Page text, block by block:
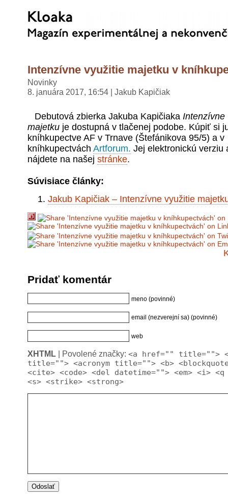
Intenzívne využitie majetku v
Novinky
8. januára 2017, 16:54 | Jakub Kapičiak
Debutová zbierka Jakuba KapičiakaIntenzívne
majetku je dostupná v tlačenej podobe. Kúpiť si
kníhkupectve AF v Trnave (Štefánikova 95/5) a v
kníhkupectvách Artforum. Jej elektronickú verziu
nájdete na našej stránke.
Súvisiace články:
Jakub Kapičiak – Intenzívne využitie
Pridať komentár
meno (povinné)
email (nezverejní sa) (povinné)
web
XHTML | Povolené značky: <a href="" title="">
title=""> <acronym title=""> <b>
<cite> <code> <del datetime=""> <em> <i>
<s> <strike> <strong>